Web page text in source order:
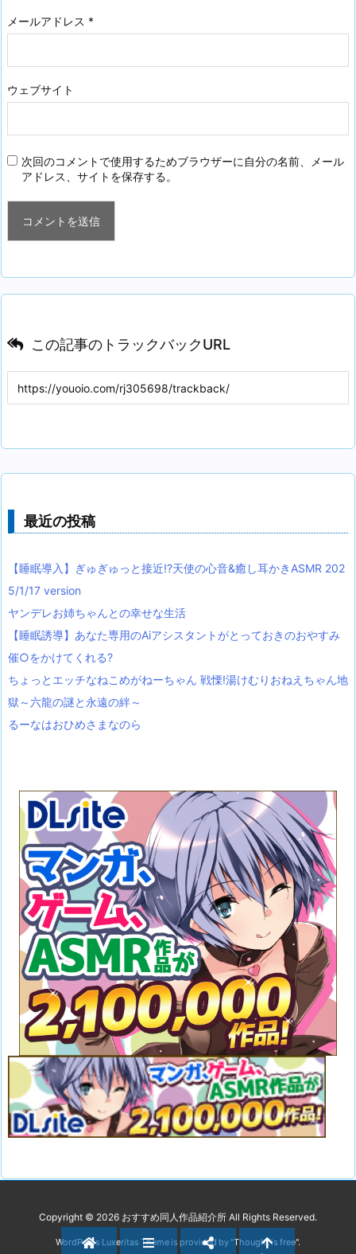
メールアドレス *
ウェブサイト
次回のコメントで使用するためブラウザーに自分の名前、メール
アドレス、サイトを保存する。
この記事のトラックバックURL
最近の投稿
【睡眠導入】ぎゅぎゅっと接近!?天使の心音&癒し耳かきASMR 202
5/1/17 version
ヤンデレお姉ちゃんとの幸せな生活
【睡眠誘導】あなた専用のAiアシスタントがとっておきのおやすみ
催○をかけてくれる?
ちょっとエッチなねこめがねーちゃん 戦慄!湯けむりおねえちゃん地
獄～六龍の謎と永遠の絆～
るーなはおひめさまなのら
Copyright © 2026 おすすめ同人作品紹介所 All Rights Reserved.
WordPress Luxeritas Theme is provided by "Thought is free".